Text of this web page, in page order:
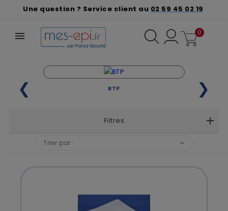
Une question ? Service client au 02 59 45 02 19
0
❮ BTP ❯
Filtres
Trier par :